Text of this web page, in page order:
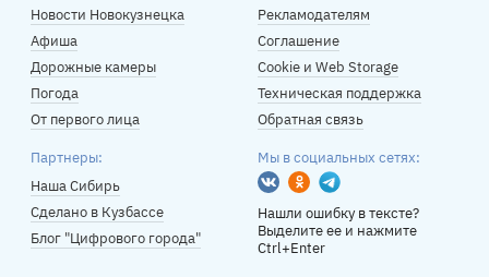
Новости Новокузнецка
Афиша
Дорожные камеры
Погода
От первого лица
Рекламодателям
Соглашение
Cookie и Web Storage
Техническая поддержка
Обратная связь
Партнеры:
Наша Сибирь
Сделано в Кузбассе
Блог "Цифрового города"
Мы в социальных сетях:
Вконтакте
Одноклассники
Telegram
Нашли ошибку в тексте?
Выделите ее и нажмите
Ctrl+Enter